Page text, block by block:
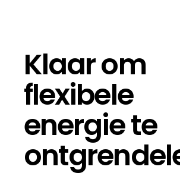
Klaar om
flexibele
energie te